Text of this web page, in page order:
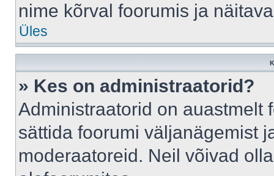
nime kõrval foorumis ja
Üles
» Kes on administraatorid?
Administraatorid on auastmelt
sättida foorumi väljanägemist
moderaatoreid. Neil võivad